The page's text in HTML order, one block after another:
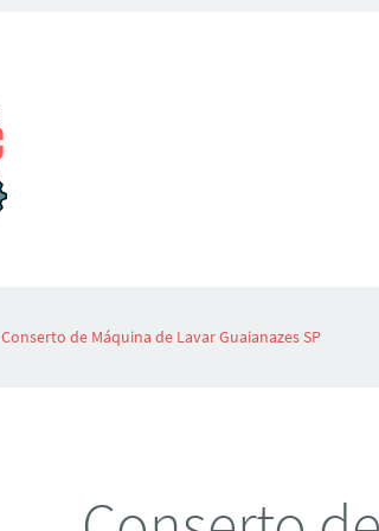
Conserto de Máquina de Lavar Guaianazes SP